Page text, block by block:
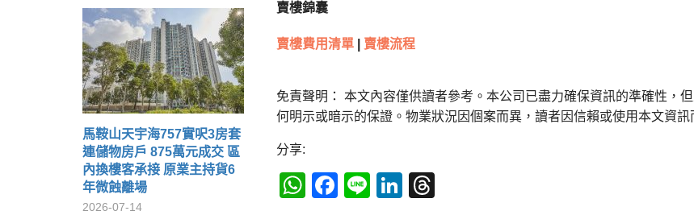
馬鞍山天宇海757實呎3房套
連儲物房戶 875萬元成交 區
內換樓客承接 原業主持貨6
年微蝕離場
2026-07-14
賣樓錦囊
賣樓費用清單 賣樓流程
免責聲明： 本文內容僅供讀者參考。本公司已盡力確保資訊的準確性，
何明示或暗示的保證。物業狀況因個案而異，讀者因信賴或使用本文資
分享:
WhatsApp
Facebook
LineLinkedIn